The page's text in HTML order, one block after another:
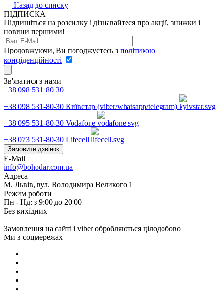
Назад до списку
ПІДПИСКА
Підпишіться на розсилку і дізнавайтеся про акції, знижки і
новини першими!
Продовжуючи, Ви погоджуєтесь з політикою
конфіденційності
Зв'язатися з нами
+38 098 531-80-30
+38 098 531-80-30 Київстар (viber/whatsapp/telegram)
+38 095 531-80-30 Vodafone
+38 073 531-80-30 Lifecell
Замовити дзвінок
E-Mail
info@bohodar.com.ua
Адреса
М. Львів, вул. Володимира Великого 1
Режим роботи
Пн - Нд: з 9:00 до 20:00
Без вихідних
Замовлення на сайті і viber обробляються цілодобово
Ми в соцмережах